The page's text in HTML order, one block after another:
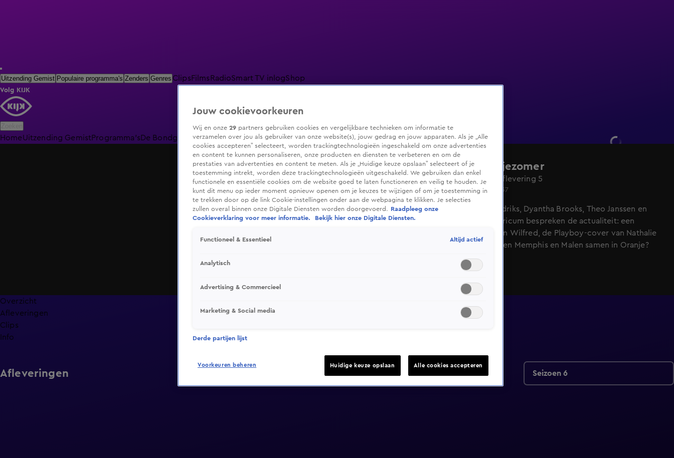
Uitzending Gemist Populaire programma's Zenders Genres ClipsFilms RadioSmart TV inlogShop
Volg KIJK
HomeUitzending GemistProgramma's De BondgenotenDe OranjezomerLivestreamsShop
De Oranjezomer
Seizoen 6, aflevering 5
Do 4 juni, 21:37
Hélène Hendriks, Dyantha Brooks, Theo Janssen en
Rutger Castricum bespreken de actualiteit: een
berichtje van Wilfred, de Playboy-cover van Nathalie
den Dekker en Memphis en Malen samen in Oranje?
Overzicht
Afleveringen
Clips
Info
Afleveringen Seizoen 6
Jouw cookievoorkeuren
Wij en onze 29 partners gebruiken cookies en vergelijkbare technieken om informatie te
verzamelen over jou als gebruiker van onze website(s), jouw gedrag en jouw apparaten. Als je „Alle
cookies accepteren” selecteert, worden trackingtechnologieën ingeschakeld om onze advertenties
en content te kunnen personaliseren, onze producten en diensten te verbeteren en om de
prestaties van advertenties en content te meten. Als je „Huidige keuze opslaan” selecteert of je
toestemming intrekt, worden deze trackingtechnologieën uitgeschakeld. We gebruiken dan enkel
functionele en essentiële cookies om de website goed te laten functioneren en veilig te houden. Je
kunt dit menu op ieder moment opnieuw openen om je keuzes te wijzigen of om je toestemming in
te trekken door op de link Cookie-instellingen onder aan de webpagina te klikken. Je selecties
zullen overal binnen onze Digitale Diensten worden doorgevoerd.
Raadpleeg onze
Cookieverklaring voor meer informatie.
Bekijk hier onze Digitale Diensten.
Functioneel & Essentieel Altijd actief
Analytisch
Advertising & Commercieel
Marketing & Social media
Derde partijen lijst
Voorkeuren beheren Huidige keuze opslaan Alle cookies accepteren